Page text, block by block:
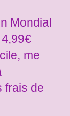
Mondial
me
frais de